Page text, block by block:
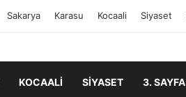
Sakarya Karasu Kocaali Siyaset
KOCAALI SIYASET 3. SAYFA